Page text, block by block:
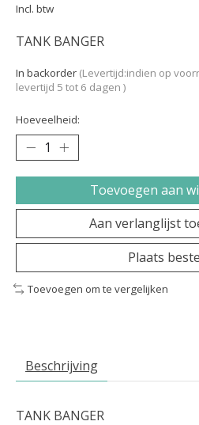
Incl. btw
TANK BANGER
In backorder (Levertijd:indien op
levertijd 5 tot 6 dagen )
Hoeveelheid:
Toevoegen aan
Aan verlanglijst
Plaats
Toevoegen om te vergelijken
Beschrijving
TANK BANGER